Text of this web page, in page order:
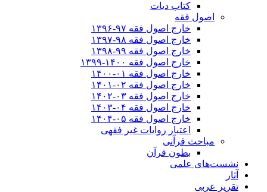
کتاب دیات
اصول فقه
خارج اصول فقه ۹۷-۱۳۹۶
خارج اصول فقه ۹۸-۱۳۹۷
خارج اصول فقه ۹۹-۱۳۹۸
خارج اصول فقه ۱۴۰۰-۱۳۹۹
خارج اصول فقه ۰۱-۱۴۰۰
خارج اصول فقه ۰۲-۱۴۰۱
خارج اصول فقه ۰۳-۱۴۰۲
خارج اصول فقه ۰۴-۱۴۰۳
خارج اصول فقه ۰۵-۱۴۰۴
اعتبار روایات غیر فقهی
مباحث قرآنی
بطون قرآن
نشست‌های علمی
آثار
تقریر عربی